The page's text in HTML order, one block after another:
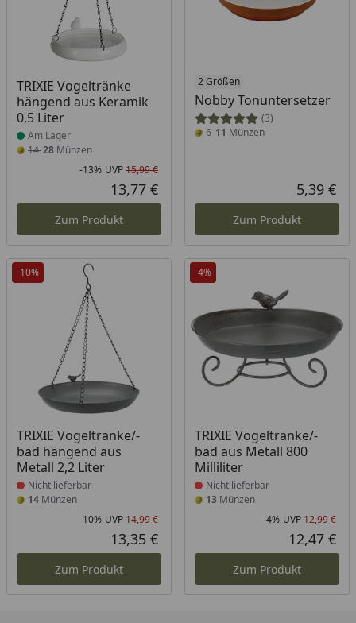
TRIXIE Vogeltränke
hängend aus Keramik
0,5 Liter
Produkt am Lager
Am Lager
1428 Münzen
Rabatt in Prozent
-13%
Ursprünglicher Preis
UVP15,99 €
Aktueller Preis
13,77 €
Zum Produkt
2 Größen
Nobby Tonuntersetzer
(3)
611 Münzen
5,39 €
Zum Produkt
-10%
TRIXIE Vogeltränke/-
bad hängend aus
Metall 2,2 Liter
Produkt nicht lieferbar
Nicht lieferbar
14 Münzen
Rabatt in Prozent
-10%
Ursprünglicher Preis
UVP14,99 €
Aktueller Preis
13,35 €
Zum Produkt
-4%
TRIXIE Vogeltränke/-
bad aus Metall 800
Milliliter
Produkt nicht lieferbar
Nicht lieferbar
13Münzen
-4% UVP12,99 €
12,47 €
Zum Produkt